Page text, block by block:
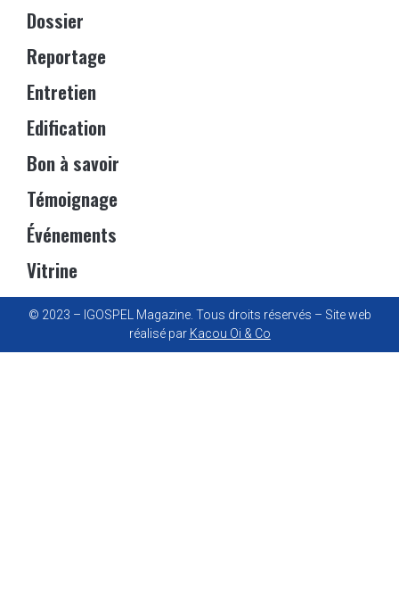
Dossier
Reportage
Entretien
Edification
Bon à savoir
Témoignage
Événements
Vitrine
© 2023 – IGOSPEL Magazine. Tous droits réservés – Site web
réalisé par Kacou Oi & Co